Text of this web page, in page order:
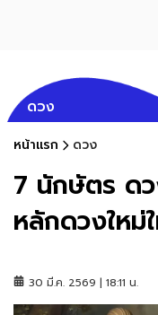
ดวง
หน้าแรก ดวง
7 นักษัตร ด
หลักดวงให
30 มี.ค. 2569 | 18:11 น.